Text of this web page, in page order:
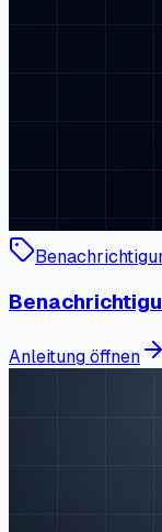
Anleitung öffnen